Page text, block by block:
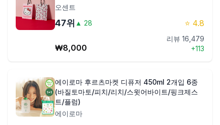
오센트
47위 ▲ 28 ⭐ 4.8
₩8,000
리뷰 16,479
+113
에이로마 후르츠마켓 디퓨저 450ml 2개입 6종
(바질토마토/피치/리치/스윗어바이트/핑크제스
트/플럼)
에이로마